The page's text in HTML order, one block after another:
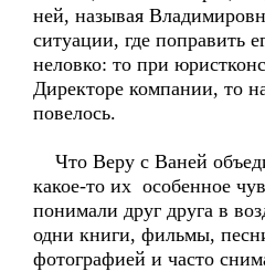
ней, называя
ситуации, где поправить
неловко: то при
Директоре компании, то
повелось.
Что Веру с Ваней
какое-то их особенное
понимали друг друга в
одни книги, фильмы,
фотографией и часто